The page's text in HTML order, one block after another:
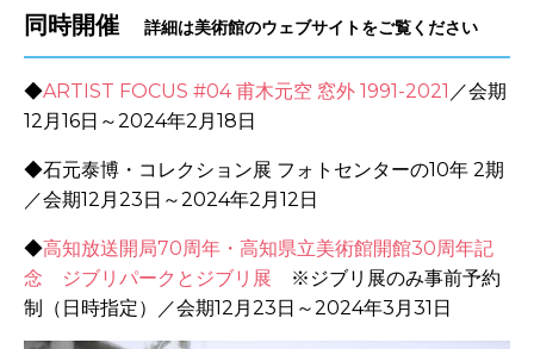
同時開催 詳細は美術館のウェブサイトをご覧ください
◆ARTIST FOCUS #04甫木元空 窓外 1991-2021 ／会期
12 月16日～2024年2 月18日
◆石元泰博・コレクション展 フォトセンターの10年 2期
／会期12 月23日～2024年2 月12 日
◆高知放送開局70周年・高知県立美術館開館30周年記
念 ジブリパークとジブリ展 ※ジブリ展のみ事前予約
制（日時指定）／会期12 月23日～2024年3 月31 日